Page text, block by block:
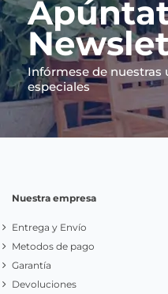
Infórmese de
especiales
Nuestra empresa
Entrega y Envío
Metodos de pago
Garantía
Devoluciones